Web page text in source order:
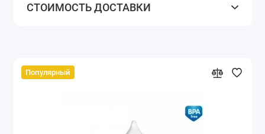
СТОИМОСТЬ ДОСТАВКИ
Популярный